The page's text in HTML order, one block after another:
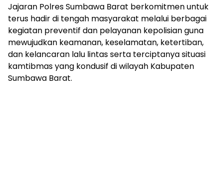
Jajaran Polres Sumbawa Barat berkomitmen untuk
terus hadir di tengah masyarakat melalui berbagai
kegiatan preventif dan pelayanan kepolisian guna
mewujudkan keamanan, keselamatan, ketertiban,
dan kelancaran lalu lintas serta terciptanya situasi
kamtibmas yang kondusif di wilayah Kabupaten
Sumbawa Barat.